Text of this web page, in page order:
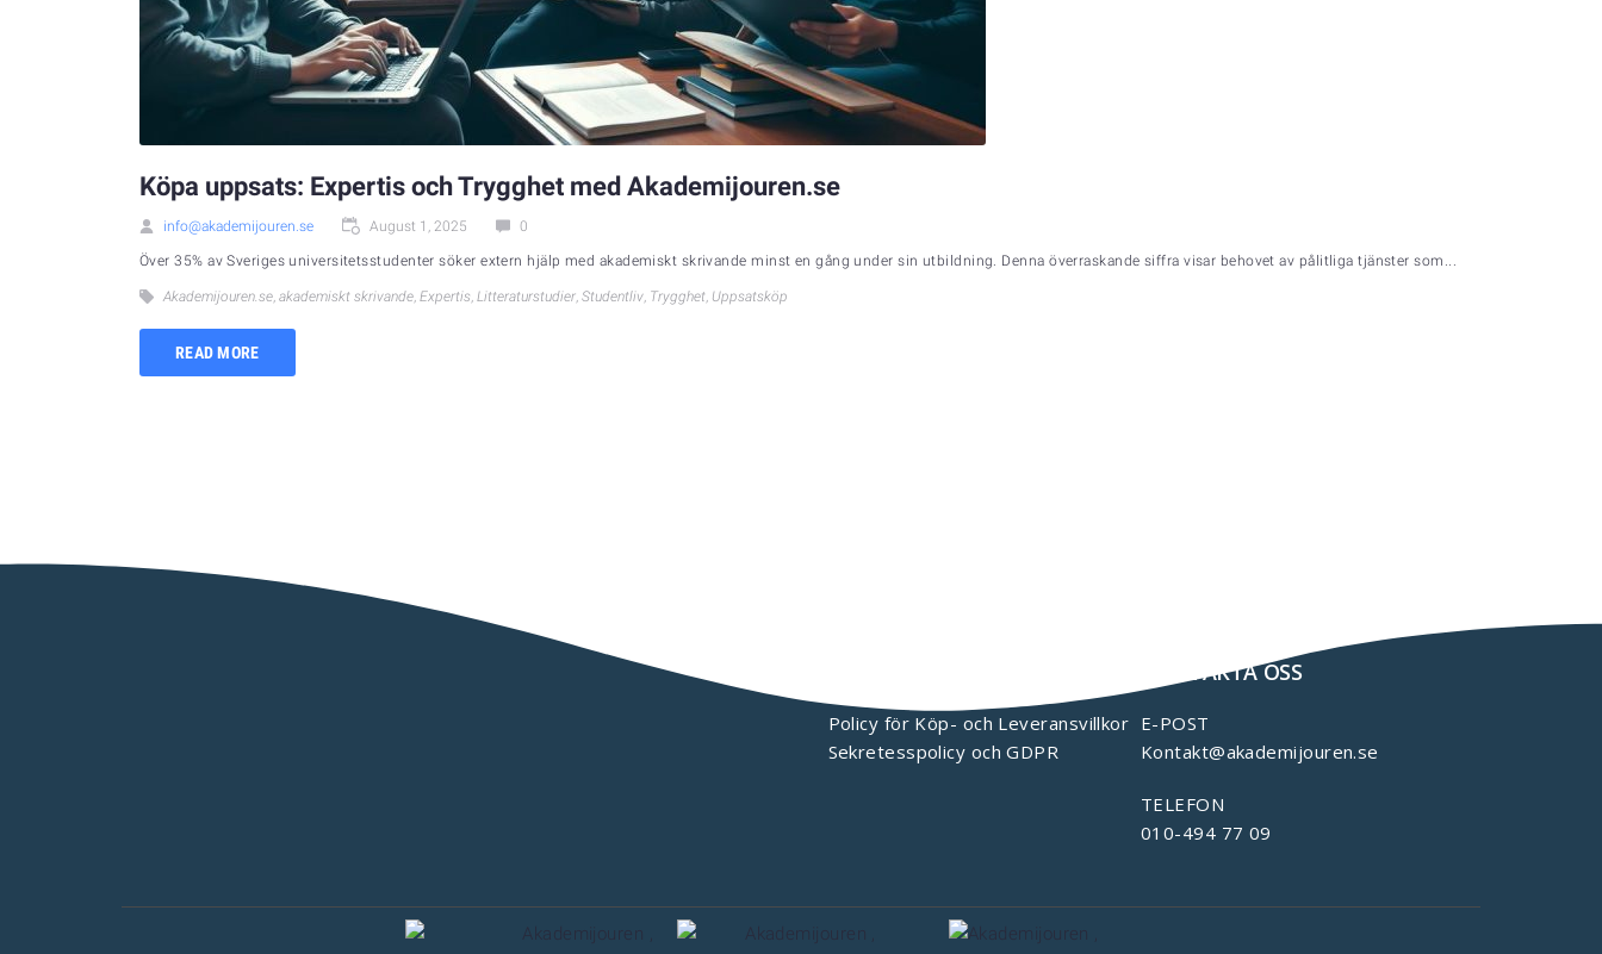
Köpa uppsats: Expertis och Trygghet med Akademijouren.se
info@akademijouren.se August 1, 2025 0
Över 35% av Sveriges universitetsstudenter söker extern hjälp med akademiskt skrivande minst en gång under sin utbildning. Denna överraskande siffra visar behovet av pålitliga tjänster som...
Akademijouren.se, akademiskt skrivande, Expertis, Litteraturstudier, Studentliv, Trygghet, Uppsatsköp
READ MORE
Policy för Köp- och Leveransvillkor
Sekretesspolicy och GDPR
KONTAKTA OSS
E-POST
Kontakt@akademijouren.se
TELEFON
010-494 77 09